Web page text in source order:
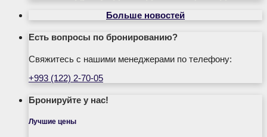
Больше новостей
Есть вопросы по бронированию?
Свяжитесь с нашими менеджерами по телефону:
+993 (122) 2-70-05
Бронируйте у нас!
Лучшие цены